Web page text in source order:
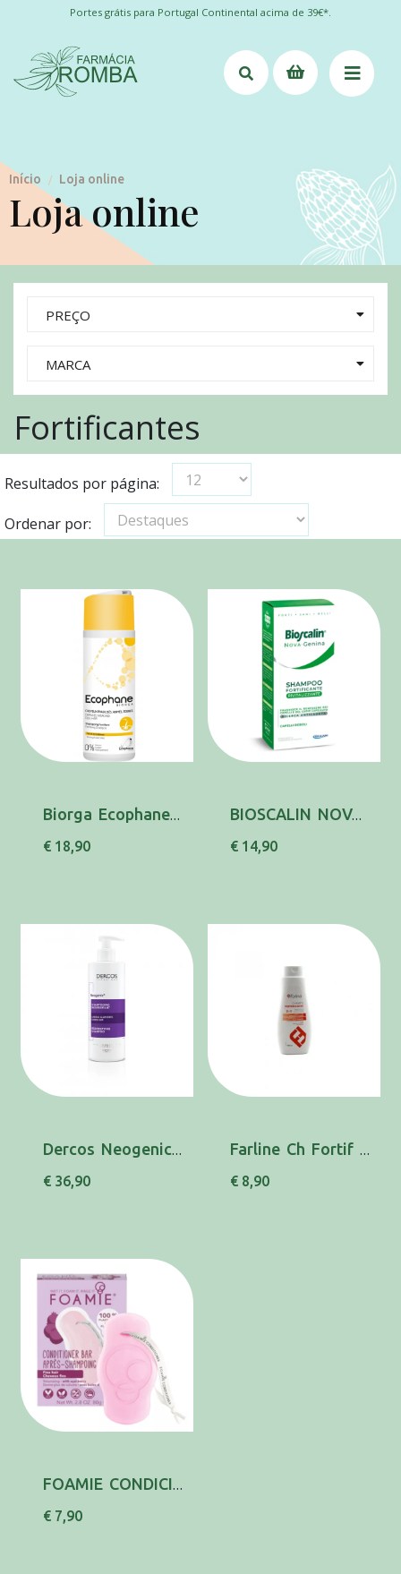
Portes grátis para Portugal Continental acima de 39€*.
Início / Loja online
Loja online
PREÇO
MARCA
Fortificantes
Resultados por página:
Ordenar por:
Biorga Ecophane Ch Fortif 200Ml
€ 18,90
BIOSCALIN NOVA-GEN CH FORT REVIT 200ML
€ 14,90
Dercos Neogenic Ch 400ml
€ 36,90
Farline Ch Fortif 2em1 500ml
€ 8,90
FOAMIE CONDICIONADOR SOLIDO ACAI 80G
€ 7,90